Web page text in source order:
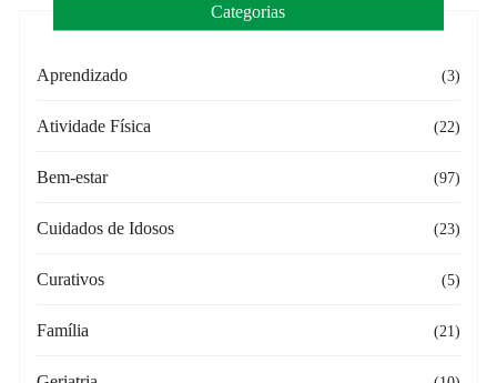
Categorias
Aprendizado (3)
Atividade Física (22)
Bem-estar (97)
Cuidados de Idosos (23)
Curativos (5)
Família (21)